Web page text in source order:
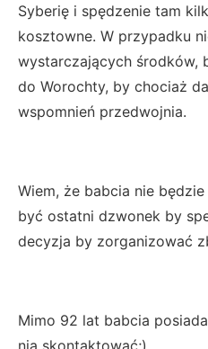
Syberię i spędzenie tam
kosztowne. W przypadku
wystarczających środków,
do Worochty, by chociaż
wspomnień przedwojnia.
Wiem, że babcia nie
być ostatni dzwonek by
decyzja by zorganizować
Mimo 92 lat babcia
nią skontaktować;)